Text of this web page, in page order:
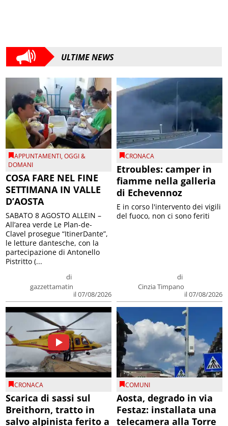
ULTIME NEWS
APPUNTAMENTI,OGGI &
DOMANI
COSA FARE NEL FINE
SETTIMANA IN VALLE
D’AOSTA
di
gazzettamatin
il 07/08/2026
SABATO 8 AGOSTO ALLEIN –
All’area verde Le Plan-de-
Clavel prosegue “ItinerDante”,
le letture dantesche, con la
partecipazione di Antonello
Pistritto (...
CRONACA
Etroubles: camper in
fiamme nella galleria
di Echevennoz
di
Cinzia Timpano
il 07/08/2026
E in corso l'intervento dei vigili
del fuoco, non ci sono feriti
CRONACA
Scarica di sassi sul
Breithorn, tratto in
salvo alpinista ferito a
COMUNI
Aosta, degrado in via
Festaz: installata una
telecamera alla Torre